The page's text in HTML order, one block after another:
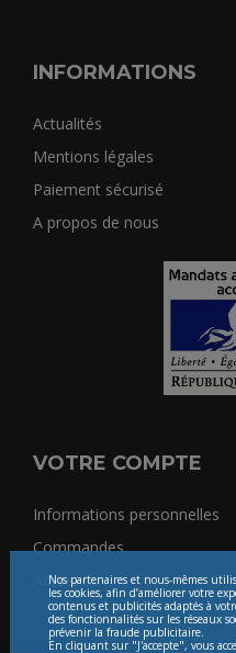
Nos partenaires et nous-mêmes
les cookies, afin d’améliorer votre
contenus et publicités adaptés à
des fonctionnalités sur les réseaux
prévenir la fraude publicitaire.
En cliquant sur "J'accepte", vous
INFORMATIONS
Actualités
Mentions légales
Paiement sécurisé
A propos de nous
VOTRE COMPTE
Informations personnelles
Commandes
Adresses